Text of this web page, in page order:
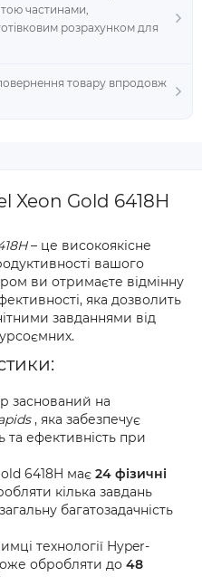
частинами,
розрахунком для
товару впродовж
Gold 6418H
– це високоякісне
вашого
ви отримаєте відмінну
яка дозволить
завданнями від
заснований на
, яка забезпечує
та ефективність при
6418H має 24 фізичні
кілька завдань
багатозадачність
технології Hyper-
обробляти до 48